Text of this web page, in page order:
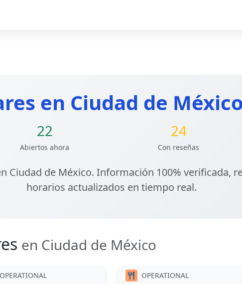
en Ciudad de México
22
Abiertos ahora
24
Con reseñas
Ciudad de México. Información 100% verificada,
horarios actualizados en tiempo real.
en Ciudad de México
OPERATIONAL OPERATIONAL